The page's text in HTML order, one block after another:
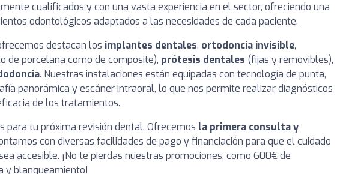
cualificados y con una vasta experiencia en el sector, ofreciendo una
odontológicos adaptados a las necesidades de cada paciente.
destacan los implantes dentales, ortodoncia invisible,
de porcelana como de composite), prótesis dentales (fijas y removibles),
. Nuestras instalaciones están equipadas con tecnología de punta,
panorámica y escáner intraoral, lo que nos permite realizar diagnósticos
de los tratamientos.
para tu próxima revisión dental. Ofrecemos la primera consulta y
con diversas facilidades de pago y financiación para que el cuidado
accesible. ¡No te pierdas nuestras promociones, como 600€ de
y blanqueamiento!